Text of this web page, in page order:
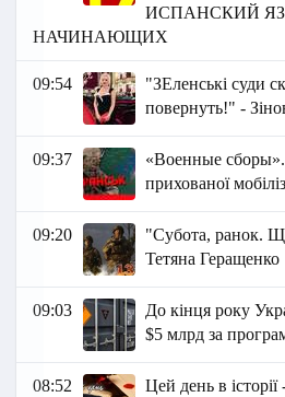
ИСПАНСКИЙ
НАЧИНАЮЩИХ
09:54
"ЗЕленські суди
повернуть!" -
09:37
«Военные сборы».
прихованої
09:20
"Субота, ранок.
Тетяна Геращенко
09:03
До кінця року
$5 млрд за
08:52 Цей день в